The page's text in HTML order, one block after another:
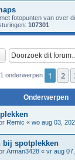
fotopunten van over
107301
onderwerpen 1 2
Onderwerpen
Remic « wo aug 03,
bij spotplekken
Arman3428 « vr aug